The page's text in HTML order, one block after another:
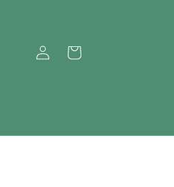
sessão
Carrinho